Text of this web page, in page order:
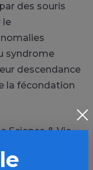
des souris
le
syndrome
descendance
la fécondation
Science & Vie